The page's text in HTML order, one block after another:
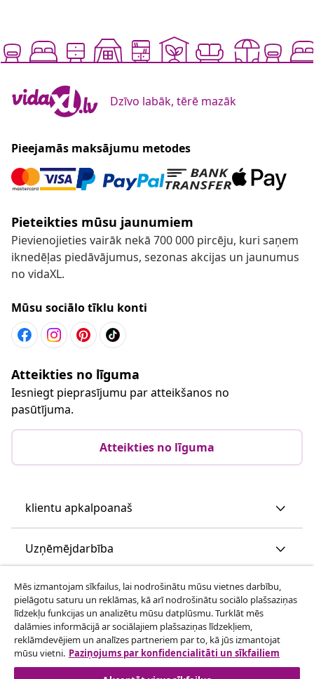
Dzīvo labāk, tērē mazāk
Pieejamās maksājumu metodes
Pieteikties mūsu jaunumiem
Pievienojieties vairāk nekā 700 000 pircēju, kuri saņem
iknedēļas piedāvājumus, sezonas akcijas un jaunumus
no vidaXL.
Mūsu sociālo tīklu konti
Atteikties no līguma
Iesniegt pieprasījumu par atteikšanos no
pasūtījuma.
Atteikties no līguma
klientu apkalpoanaš
Uzņēmējdarbība
vidaXL
Apskatiet vairāk
Mēs izmantojam sīkfailus, lai nodrošinātu mūsu vietnes darbību,
pielāgotu saturu un reklāmas, kā arī nodrošinātu sociālo plašsaziņas
līdzekļu funkcijas un analizētu mūsu datplūsmu. Turklāt mēs
dalāmies informācijā ar sociālajiem plašsaziņas līdzekļiem,
reklāmdevējiem un analīzes partneriem par to, kā jūs izmantojat
mūsu vietni. Paziņojums par konfidencialitāti un sīkfailiem